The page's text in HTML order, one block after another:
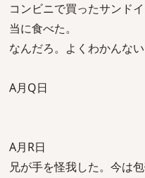
コンビニで買ったサンド
当に食べた。
なんだろ。よくわかんない
A月Q日
A月R日
兄が手を怪我した。今は包